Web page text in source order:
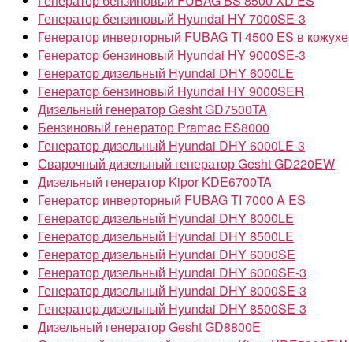
Генератор бензиновый Hyundai HY 7000SE-3
Генератор инверторный FUBAG TI 4500 ES в кожухе
Генератор бензиновый Hyundai HY 9000SE-3
Генератор дизельный Hyundai DHY 6000LE
Генератор бензиновый Hyundai HY 9000SER
Дизельный генератор Gesht GD7500TA
Бензиновый генератор Pramac ES8000
Генератор дизельный Hyundai DHY 6000LE-3
Сварочный дизельный генератор Gesht GD220EW
Дизельный генератор Kipor KDE6700TA
Генератор инверторный FUBAG TI 7000 A ES
Генератор дизельный Hyundai DHY 8000LE
Генератор дизельный Hyundai DHY 8500LE
Генератор дизельный Hyundai DHY 6000SE
Генератор дизельный Hyundai DHY 6000SE-3
Генератор дизельный Hyundai DHY 8000SE-3
Генератор дизельный Hyundai DHY 8500SE-3
Дизельный генератор Gesht GD8800E